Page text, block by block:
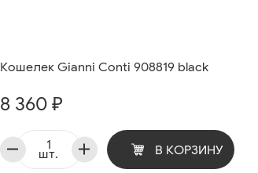
Кошелек Gianni Conti 908819 black
8 360 ₽
шт. В КОРЗИНУ